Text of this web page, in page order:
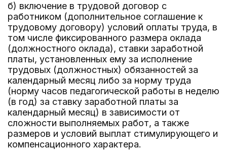
б) включение в трудовой договор с
работником (дополнительное соглашение к
трудовому договору) условий оплаты труда, в
том числе фиксированного размера оклада
(должностного оклада), ставки заработной
платы, установленных ему за исполнение
трудовых (должностных) обязанностей за
календарный месяц либо за норму труда
(норму часов педагогической работы в неделю
(в год) за ставку заработной платы за
календарный месяц) в зависимости от
сложности выполняемых работ, а также
размеров и условий выплат стимулирующего и
компенсационного характера.